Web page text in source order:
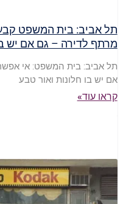
תל אביב: בית המשפט
מרתף לדירה – גם אם יש
תל אביב: בית המשפט: אי
אם יש בו חלונות ואור טבע
קראו עוד»